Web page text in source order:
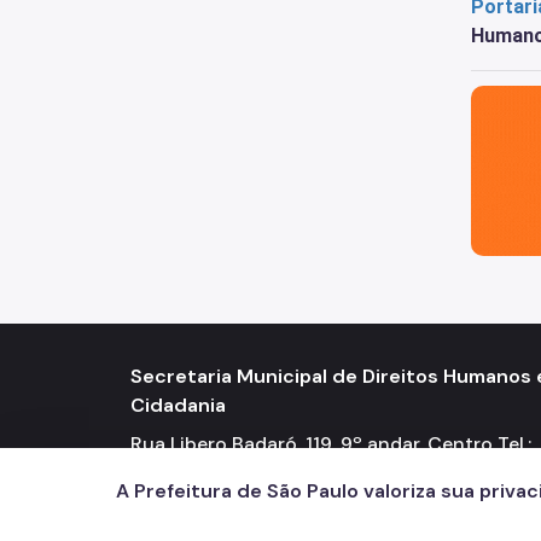
São
Secretaria Municipal de Direitos Humanos
Cidadania
Rua Libero Badaró, 119, 9º andar, Centro Tel.:
A Prefeitura de São Paulo valoriza sua